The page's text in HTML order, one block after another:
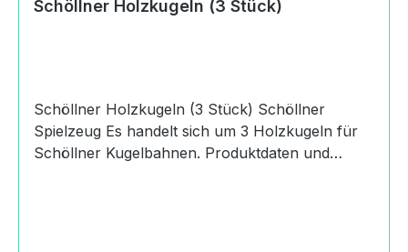
Schöllner Holzkugeln (3 Stück)
Schöllner Holzkugeln (3 Stück) Schöllner
Spielzeug Es handelt sich um 3 Holzkugeln für
Schöllner Kugelbahnen. Produktdaten und